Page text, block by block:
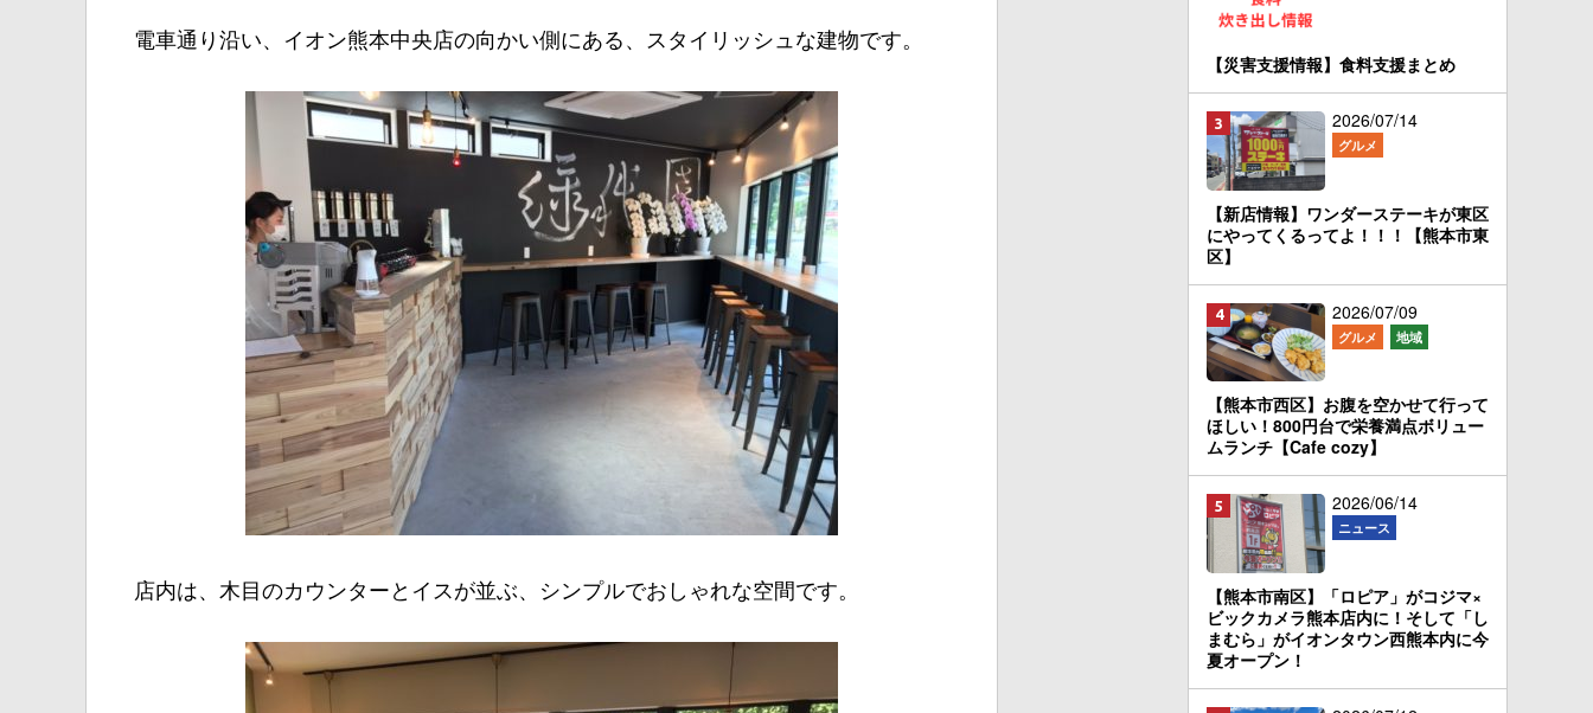
電車通り沿い、イオン熊本中央店の向かい側にある、スタイリッシュな建物です。
店内は、木目のカウンターとイスが並ぶ、シンプルでおしゃれな空間です。
【災害支援情報】食料支援まとめ
2026/07/14
グルメ
【新店情報】ワンダーステーキが東区
にやってくるってよ！！！【熊本市東
区】
2026/07/09
グルメ 地域
【熊本市西区】お腹を空かせて行って
ほしい！800円台で栄養満点ボリュー
ムランチ【Cafe cozy】
2026/06/14
ニュース
【熊本市南区】「ロピア」がコジマ×
ビックカメラ熊本店内に！そして「し
まむら」がイオンタウン西熊本内に今
夏オープン！